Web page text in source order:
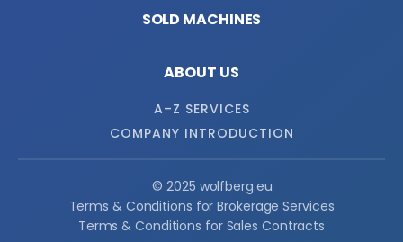
SOLD MACHINES
ABOUT US
A–Z SERVICES
COMPANY INTRODUCTION
© 2025 wolfberg.eu
Terms & Conditions for Brokerage Services
Terms & Conditions for Sales Contracts